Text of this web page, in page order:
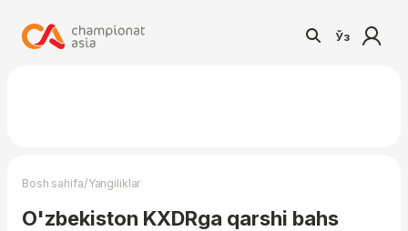
Ўз
Bosh sahifa/Yangiliklar
O'zbekiston KXDRga qarshi bahs